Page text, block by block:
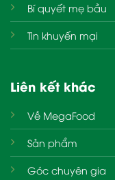
Bí quyết mẹ bầu
Tin khuyến mại
Liên kết khác
Về MegaFood
Sản phẩm
Góc chuyên gia